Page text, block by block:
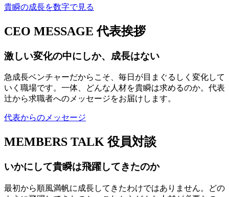
貴瞬の成長を数字で見る
CEO MESSAGE 代表挨拶
激しい変化の中にしか、成長はない
急成長ベンチャーだからこそ、毎日が目まぐるしく変化して
いく職場です。一体、どんな人材を貴瞬は求めるのか。代表
辻から求職者へのメッセージをお届けします。
代表からのメッセージ
MEMBERS TALK 役員対談
いかにして貴瞬は飛躍してきたのか
最初から順風満帆に成長してきたわけではありません。どの